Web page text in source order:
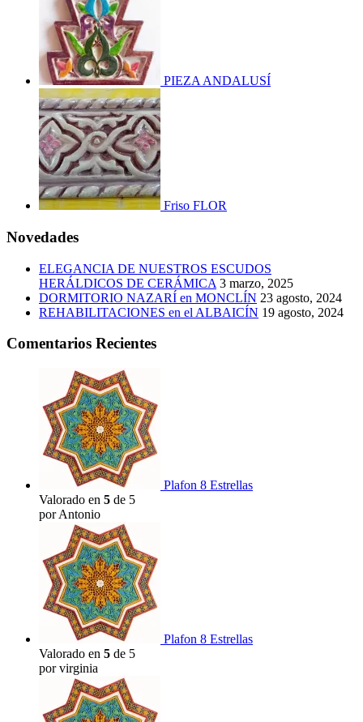
PIEZA ANDALUSÍ
Friso FLOR
Novedades
ELEGANCIA DE NUESTROS ESCUDOS
HERÁLDICOS DE CERÁMICA 3 marzo, 2025
DORMITORIO NAZARÍ en MONCLÍN 23 agosto, 2024
REHABILITACIONES en el ALBAICÍN 19 agosto, 2024
Comentarios Recientes
Plafon 8 Estrellas
Valorado en 5 de 5
por Antonio
Plafon 8 Estrellas
Valorado en 5 de 5
por virginia